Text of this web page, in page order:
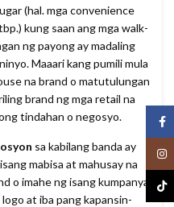
(hal. mga convenience
kung saan ang mga walk-
ng payong ay madaling
Maaari kang pumili mula
na brand o matutulungan
brand ng mga retail na
tindahan o negosyo.
sa kabilang banda ay
mabisa at mahusay na
o imahe ng isang kumpanya
at iba pang kapansin-